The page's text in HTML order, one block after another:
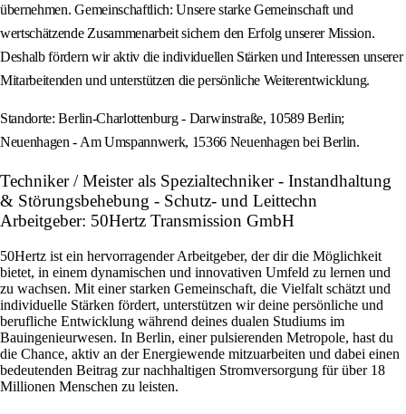
übernehmen. Gemeinschaftlich: Unsere starke Gemeinschaft und
wertschätzende Zusammenarbeit sichern den Erfolg unserer Mission.
Deshalb fördern wir aktiv die individuellen Stärken und Interessen unserer
Mitarbeitenden und unterstützen die persönliche Weiterentwicklung.
Standorte: Berlin-Charlottenburg - Darwinstraße, 10589 Berlin;
Neuenhagen - Am Umspannwerk, 15366 Neuenhagen bei Berlin.
Techniker / Meister als Spezialtechniker - Instandhaltung
& Störungsbehebung - Schutz- und Leittechn
Arbeitgeber: 50Hertz Transmission GmbH
50Hertz ist ein hervorragender Arbeitgeber, der dir die Möglichkeit
bietet, in einem dynamischen und innovativen Umfeld zu lernen und
zu wachsen. Mit einer starken Gemeinschaft, die Vielfalt schätzt und
individuelle Stärken fördert, unterstützen wir deine persönliche und
berufliche Entwicklung während deines dualen Studiums im
Bauingenieurwesen. In Berlin, einer pulsierenden Metropole, hast du
die Chance, aktiv an der Energiewende mitzuarbeiten und dabei einen
bedeutenden Beitrag zur nachhaltigen Stromversorgung für über 18
Millionen Menschen zu leisten.